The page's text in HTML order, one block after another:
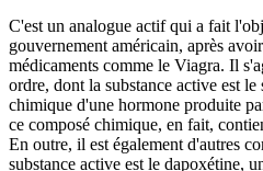
C'est un analogue actif qui a fait
gouvernement américain, après
médicaments comme le Viagra. Il
ordre, dont la substance active est
chimique d'une hormone produite
ce composé chimique, en fait,
En outre, il est également d'autres
substance active est le dapoxétine,